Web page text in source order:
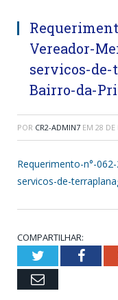
Vereador-
servicos-
Bairro-da-
POR CR2-ADMIN7 EM 28 DE
Requerimento-n°-
servicos-de-
COMPARTILHAR:
Twitter
Email